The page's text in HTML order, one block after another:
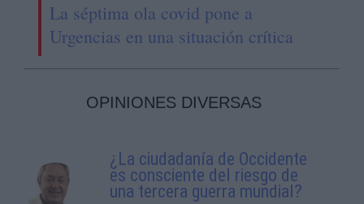
La séptima ola covid pone a
Urgencias en una situación crítica
OPINIONES DIVERSAS
¿La ciudadanía de Occidente
es consciente del riesgo de
una tercera guerra mundial?